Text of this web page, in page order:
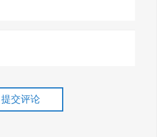
提交评论